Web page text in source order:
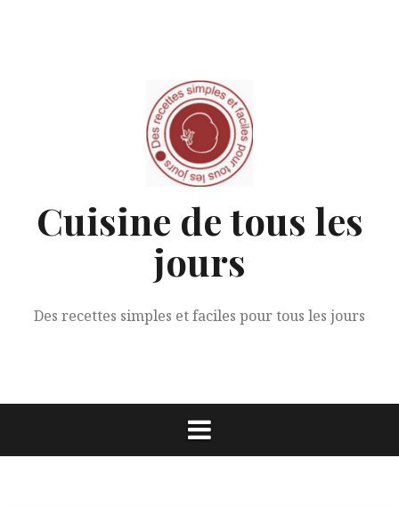
Cuisine de tous les
jours
Des recettes simples et faciles pour tous les jours